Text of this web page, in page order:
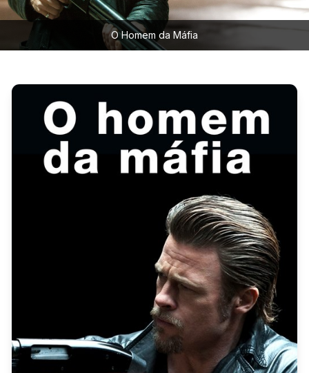
O Homem da Máfia